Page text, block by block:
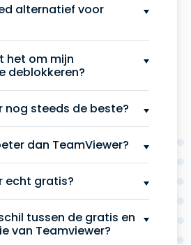
alternatief voor
het om mijn
deblokkeren?
nog steeds de beste?
dan TeamViewer?
echt gratis?
tussen de gratis en
van Teamviewer?